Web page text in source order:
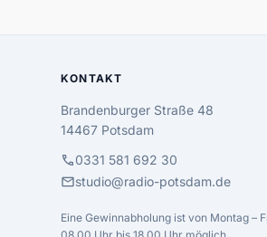
KONTAKT
Brandenburger Straße 48
14467 Potsdam
call0331 581 692 30
mailstudio@radio-potsdam.de
Eine Gewinnabholung ist von Montag –